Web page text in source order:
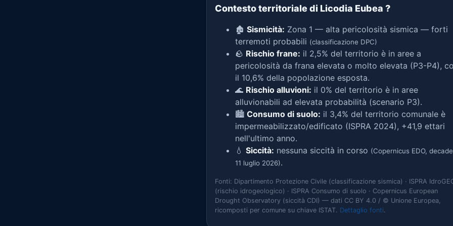
Contesto territoriale di Licodia Eubea ?
🏚️ Sismicità: Zona 1 — alta pericolosità sismica — forti
terremoti probabili (classificazione DPC)
🪨 Rischio frane: il 2,5% del territorio è in aree a
pericolosità da frana elevata o molto elevata (P3-P4),
il 10,6% della popolazione esposta.
🌊 Rischio alluvioni: il 0% del territorio è in aree
alluvionabili ad elevata probabilità (scenario P3).
🏙️ Consumo di suolo: il 3,4% del territorio comunale è
impermeabilizzato/edificato (ISPRA 2024), +41,9 ettari
nell'ultimo anno.
💧 Siccità: nessuna siccità in corso (Copernicus EDO,
11 luglio 2026).
Fonti: Dipartimento Protezione Civile (classificazione sismica) · ISPRA
(rischio idrogeologico) · ISPRA Consumo di suolo · Copernicus European
Drought Observatory (siccità CDI) — dati CC BY 4.0 / © Unione Europea,
ricomposti per comune su chiave ISTAT. Dettaglio fonti.